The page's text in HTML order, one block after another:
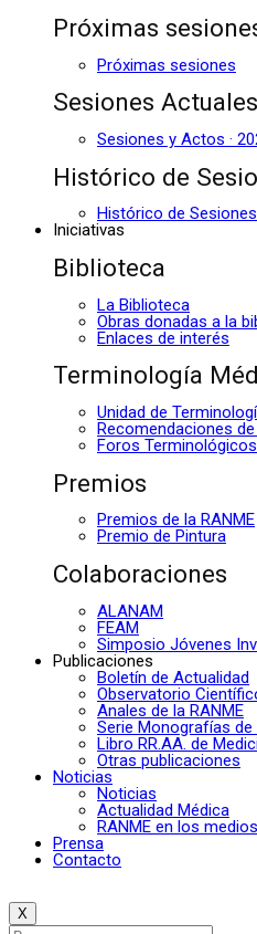
Próximas
Próximas sesiones
Sesiones Actuales
Sesiones y Actos ·
Histórico de
Histórico de Sesiones
Iniciativas
Biblioteca
La Biblioteca
Obras donadas a la
Enlaces de interés
Terminología
Unidad de
Recomendaciones de
Foros Terminológicos
Premios
Premios de la RANME
Premio de Pintura
Colaboraciones
ALANAM
FEAM
Simposio Jóvenes
Publicaciones
Boletín de Actualidad
Observatorio
Anales de la RANME
Serie Monografías de
Libro RR.AA. de
Otras publicaciones
Noticias
Noticias
Actualidad Médica
RANME en los medios
Prensa
Contacto
X